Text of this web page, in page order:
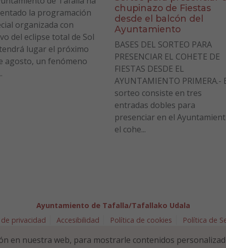
la programación
organizada con
del eclipse total de Sol
lugar el próximo
agosto, un fenómeno
chupinazo de Fiestas
desde el balcón del
Ayuntamiento
BASES DEL SORTEO PARA
PRESENCIAR EL COHETE DE
FIESTAS DESDE EL
AYUNTAMIENTO PRIMERA.-
sorteo consiste en tres
entradas dobles para
presenciar en el
el cohe...
Ayuntamiento de Tafalla/Tafallako Udala
privacidad Accesibilidad Política de cookies
Política de
5 - 31300 Tafalla (NAVARRA)
948 70 18 11
en nuestra web, para mostrarle contenidos